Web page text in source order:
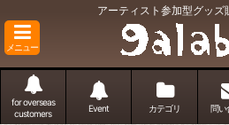
アーティスト参加型グッズ
メニュー
for overseas
customers
Event カテゴリ 問い